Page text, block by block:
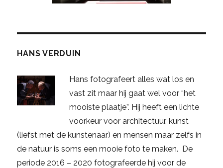
HANS VERDUIN
Hans fotografeert alles wat los en
vast zit maar hij gaat wel voor “het
mooiste plaatje”. Hij heeft een lichte
voorkeur voor architectuur, kunst
(liefst met de kunstenaar) en mensen maar zelfs in
de natuur is soms een mooie foto te maken. De
periode 2016 – 2020 fotografeerde hij voor de